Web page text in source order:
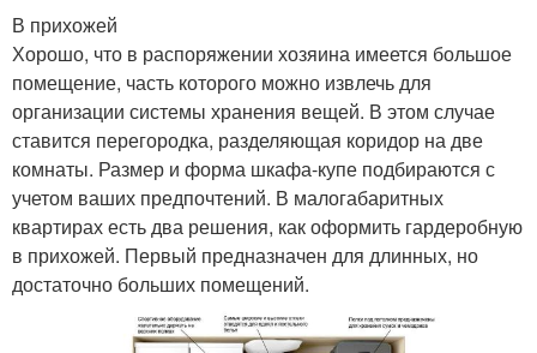
В прихожей
Хорошо, что в распоряжении хозяина имеется большое
помещение, часть которого можно извлечь для
организации системы хранения вещей. В этом случае
ставится перегородка, разделяющая коридор на две
комнаты. Размер и форма шкафа-купе подбираются с
учетом ваших предпочтений. В малогабаритных
квартирах есть два решения, как оформить гардеробную
в прихожей. Первый предназначен для длинных, но
достаточно больших помещений.